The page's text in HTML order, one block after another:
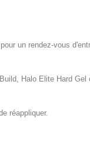
un rendez-vous
Halo Elite Hard Gel
réappliquer.